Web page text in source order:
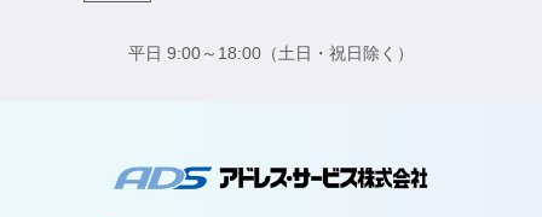
平日 9:00～18:00（土日・祝日除く）